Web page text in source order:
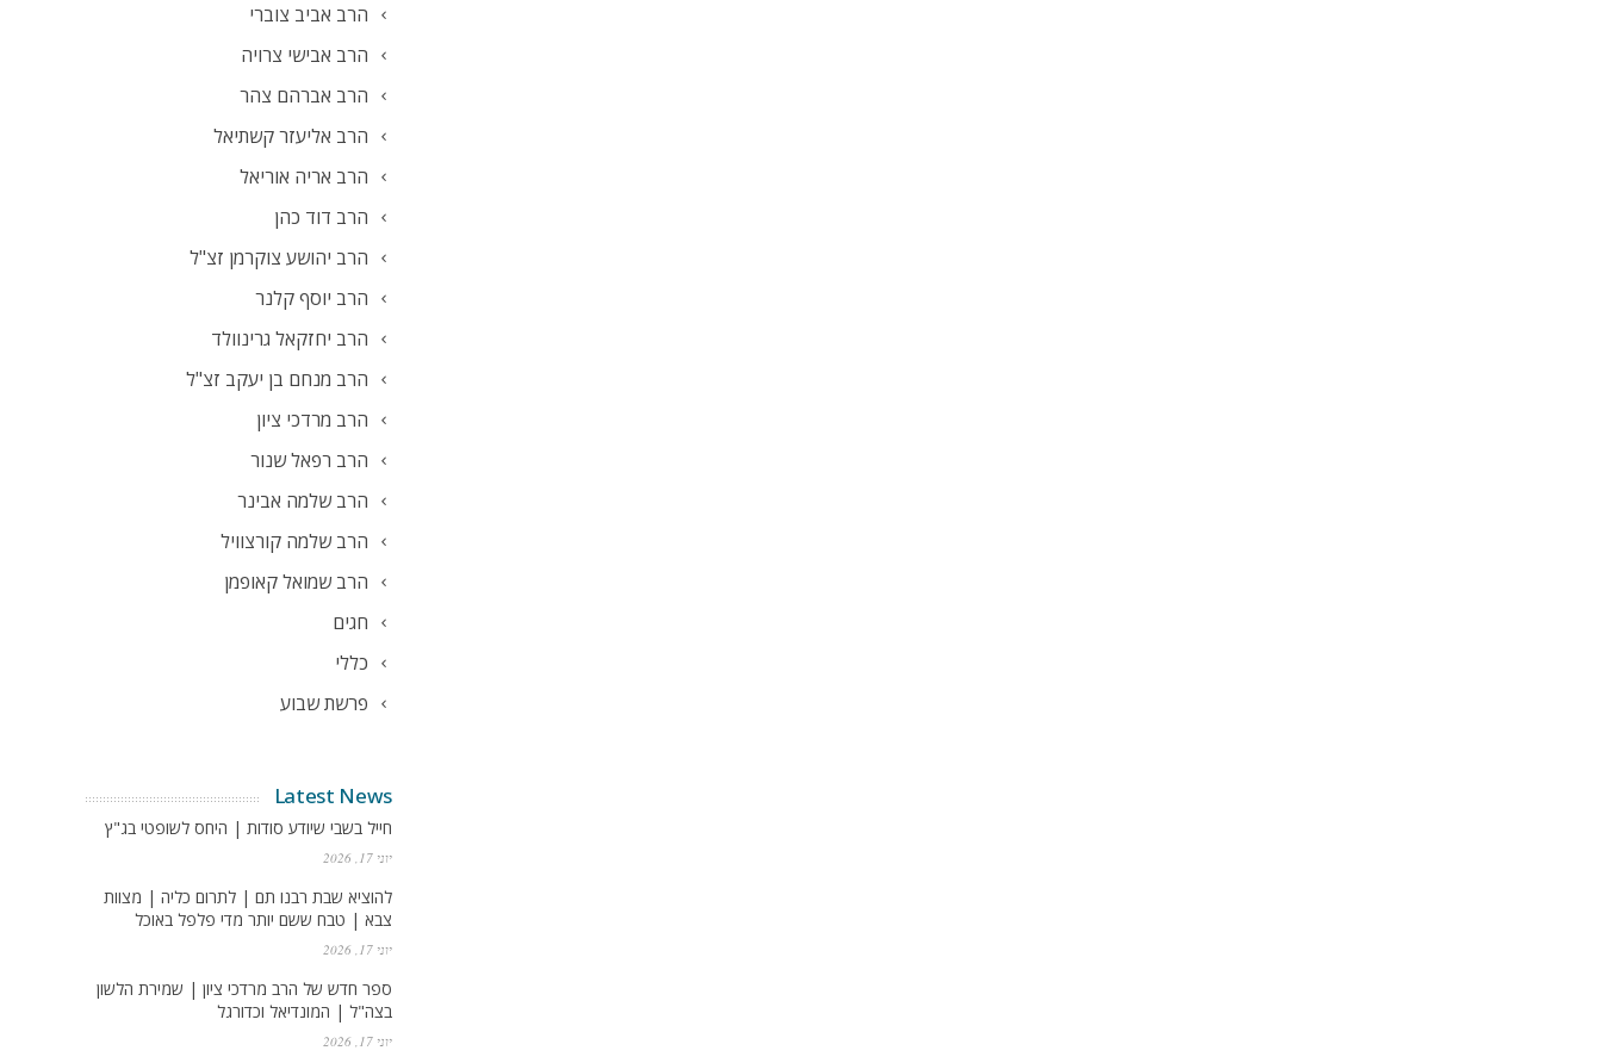
הרב אביב צוברי
הרב אבישי צרויה
הרב אברהם צהר
הרב אליעזר קשתיאל
הרב אריה אוריאל
הרב דוד כהן
הרב יהושע צוקרמן זצ"ל
הרב יוסף קלנר
הרב יחזקאל גרינוולד
הרב מנחם בן יעקב זצ"ל
הרב מרדכי ציון
הרב רפאל שנור
הרב שלמה אבינר
הרב שלמה קורצוויל
הרב שמואל קאופמן
חגים
כללי
פרשת שבוע
Latest News
חייל בשבי שיודע סודות | היחס לשופטי בג"ץ
יוני 17, 2026
להוציא שבת רבנו תם | לתרום כליה | מצוות
צבא | טבח ששם יותר מדי פלפל באוכל
יוני 17, 2026
ספר חדש של הרב מרדכי ציון | שמירת הלשון
בצה"ל | המונדיאל וכדורגל
יוני 17, 2026